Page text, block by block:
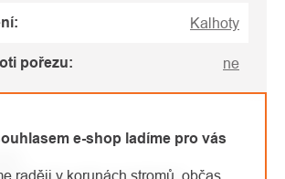
e-shop ladíme pro vás
raději v korunách stromů, občas
: Kalhoty
pořezu: ne